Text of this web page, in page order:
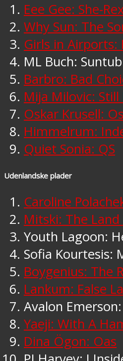
Eee Gee: She-
Why Sun: The
Girls in
ML Buch: Suntub
Barbro: Bad
Mija Milovic: Still
Oskar Krusell:
Himmelrum:
Quiet Sonia: QS
Udenlandske plader
Caroline
Mitski: The
Youth Lagoon:
Sofia Kourtesis:
Boygenius: The
Lankum: False
Avalon
Yaeji: With A
Dina Ögon: Oas